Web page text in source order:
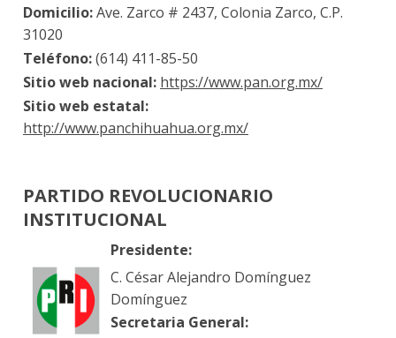
Domicilio:Ave. Zarco # 2437, Colonia Zarco, C.P.
31020
Teléfono:(614) 411-85-50
Sitio web nacional: https://www.pan.org.mx/
Sitio web estatal:
http://www.panchihuahua.org.mx/
PARTIDO REVOLUCIONARIO
INSTITUCIONAL
Presidente:
C. César Alejandro Domínguez
Domínguez
Secretaria General: